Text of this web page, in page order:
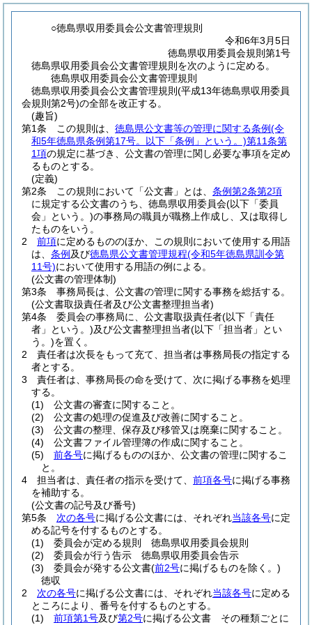
○徳島県収用委員会公文書管理規則
令和6年3月5日
徳島県収用委員会規則第1号
徳島県収用委員会公文書管理規則を次のように定める。
徳島県収用委員会公文書管理規則
徳島県収用委員会公文書管理規則(平成13年徳島県収用委員
会規則第2号)の全部を改正する。
(趣旨)
第1条
この規則は、 徳島県公文書等の管理に関する条例(令
和5年徳島県条例第17号。以下「条例」という。)第11条第
1項の規定に基づき、公文書の管理に関し必要な事項を定め
るものとする。
(定義)
第2条
この規則において「公文書」とは、 条例第2条第2項
に規定する公文書のうち、徳島県収用委員会(以下「委員
会」という。)の事務局の職員が職務上作成し、又は取得し
たものをいう。
2
前項に定めるもののほか、この規則において使用する用語
は、 条例 及び徳島県公文書管理規程(令和5年徳島県訓令第
11号)において使用する用語の例による。
(公文書の管理体制)
第3条
事務局長は、公文書の管理に関する事務を総括する。
(公文書取扱責任者及び公文書整理担当者)
第4条
委員会の事務局に、公文書取扱責任者(以下「責任
者」という。)及び公文書整理担当者(以下「担当者」とい
う。)を置く。
2
責任者は次長をもって充て、担当者は事務局長の指定する
者とする。
3
責任者は、事務局長の命を受けて、次に掲げる事務を処理
する。
(1)
公文書の審査に関すること。
(2)
公文書の処理の促進及び改善に関すること。
(3)
公文書の整理、保存及び移管又は廃棄に関すること。
(4)
公文書ファイル管理簿の作成に関すること。
(5)
前各号に掲げるもののほか、公文書の管理に関するこ
と。
4
担当者は、責任者の指示を受けて、 前項各号に掲げる事務
を補助する。
(公文書の記号及び番号)
第5条
次の各号に掲げる公文書には、それぞれ当該各号に定
める記号を付するものとする。
(1)
委員会が定める規則 徳島県収用委員会規則
(2)
委員会が行う告示 徳島県収用委員会告示
(3)
委員会が発する公文書(前2号に掲げるものを除く。)
徳収
2
次の各号に掲げる公文書には、それぞれ当該各号に定める
ところにより、番号を付するものとする。
(1)
前項第1号及び第2号に掲げる公文書 その種類ごとに